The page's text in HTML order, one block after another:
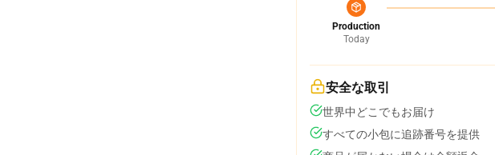
Production
Today
安全な取引
世界中どこでもお届け
すべての小包に追跡番号を提供